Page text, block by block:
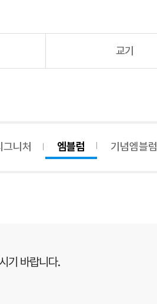
교기
그니처 엠블럼 기념엠블럼
기 바랍니다.